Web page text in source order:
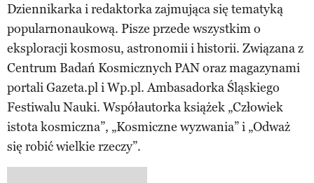
Dziennikarka i redaktorka zajmująca się tematyką
popularnonaukową. Pisze przede wszystkim o
eksploracji kosmosu, astronomii i historii. Związana z
Centrum Badań Kosmicznych PAN oraz magazynami
portali Gazeta.pl i Wp.pl. Ambasadorka Śląskiego
Festiwalu Nauki. Współautorka książek „Człowiek
istota kosmiczna”, „Kosmiczne wyzwania” i „Odważ
się robić wielkie rzeczy”.